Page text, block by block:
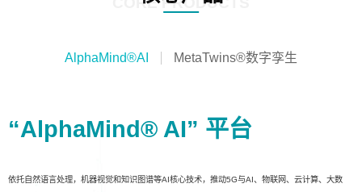
AlphaMind®AI MetaTwins®数字孪生
“AlphaMind® AI” 平台
依托自然语言处理，机器视觉和知识图谱等AI核心技术，推动5G与AI、物联网、云计算、大数